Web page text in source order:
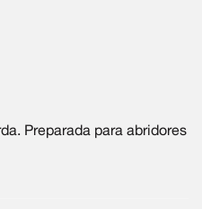
Preparada para abridores